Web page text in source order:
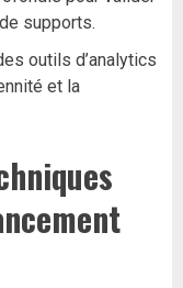
supports.
outils d’analytics
et la